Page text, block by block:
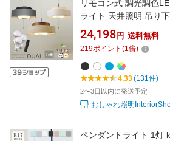
リモコン式 調光調色
ライト 天井照明 吊り
ランプシェード led電
ビングルーム ダイニン
CPL-1530
24,198 円 送料無料
219ポイント (1倍)
4.33(131件)
2〜3日以内に発送予定
おしゃれ照明
ペンダントライト 1灯